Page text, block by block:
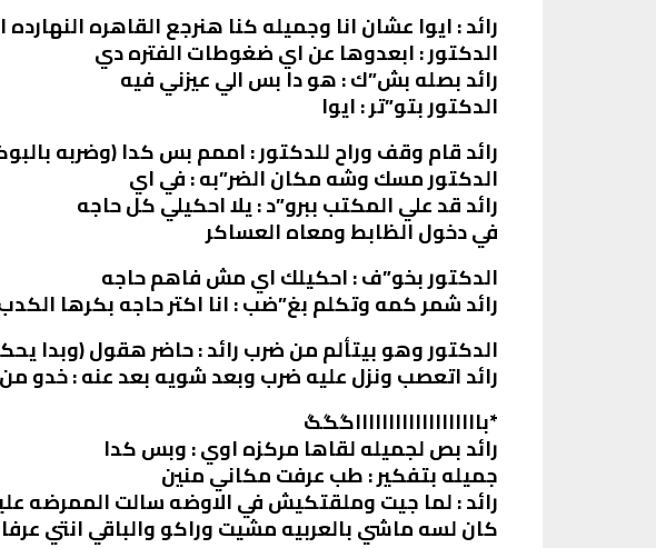
رائد : ايوا عشان انا وجميله كنا هنرجع القاهره النهارده
الدكتور : ابعدوها عن اي ضغوطات الفتره دي
رائد بصله بش”ك : هو دا بس الي عيزني فيه
الدكتور بتو”تر : ايوا
رائد قام وقف وراح للدكتور : اممم بس كدا (وضربه
الدكتور مسك وشه مكان الضر”به : في اي
رائد قد علي المكتب ببرو”د : يلا احكيلي كل حاجه
في دخول الظابط ومعاه العساكر
الدكتور بخو”ف : احكيلك اي مش فاهم حاجه
رائد شمر كمه وتكلم بغ”ضب : انا اكتر حاجه بكرها
الدكتور وهو بيتألم من ضرب رائد : حاضر هقول (وبدا
رائد اتعصب ونزل عليه ضرب وبعد شويه بعد عنه :
*باااااااااااااااااااگگگ
رائد بص لجميله لقاها مركزه اوي : وبس كدا
جميله بتفكير : طب عرفت مكاني منين
رائد : لما جيت وملقتكيش في الاوضه سالت الممرضه
كان لسه ماشي بالعربيه مشيت وراكو والباقي انتي